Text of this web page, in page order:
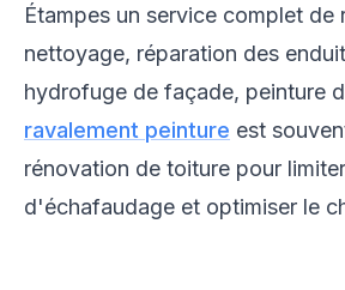
Étampes un service complet de
nettoyage, réparation des
hydrofuge de façade, peinture
ravalement peinture est
rénovation de toiture pour
d'échafaudage et optimiser le